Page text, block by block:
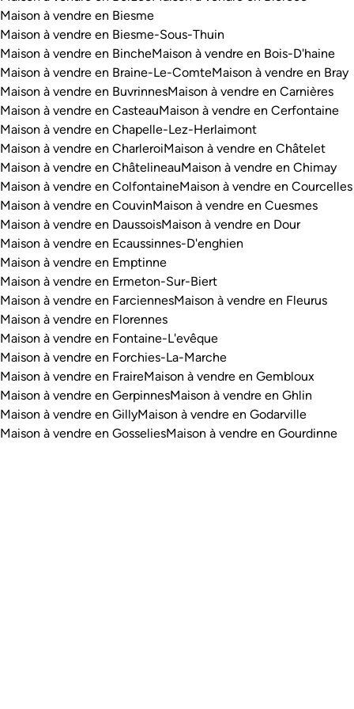
Maison à vendre en Biesme
Maison à vendre en Biesme-Sous-Thuin
Maison à vendre en BincheMaison à vendre en Bois-D'haine
Maison à vendre en Braine-Le-ComteMaison à vendre en Bray
Maison à vendre en BuvrinnesMaison à vendre en Carnières
Maison à vendre en CasteauMaison à vendre en Cerfontaine
Maison à vendre en Chapelle-Lez-Herlaimont
Maison à vendre en CharleroiMaison à vendre en Châtelet
Maison à vendre en ChâtelineauMaison à vendre en Chimay
Maison à vendre en ColfontaineMaison à vendre en Courcelles
Maison à vendre en CouvinMaison à vendre en Cuesmes
Maison à vendre en DaussoisMaison à vendre en Dour
Maison à vendre en Ecaussinnes-D'enghien
Maison à vendre en Emptinne
Maison à vendre en Ermeton-Sur-Biert
Maison à vendre en FarciennesMaison à vendre en Fleurus
Maison à vendre en Florennes
Maison à vendre en Fontaine-L'evêque
Maison à vendre en Forchies-La-Marche
Maison à vendre en FraireMaison à vendre en Gembloux
Maison à vendre en GerpinnesMaison à vendre en Ghlin
Maison à vendre en GillyMaison à vendre en Godarville
Maison à vendre en GosseliesMaison à vendre en Gourdinne